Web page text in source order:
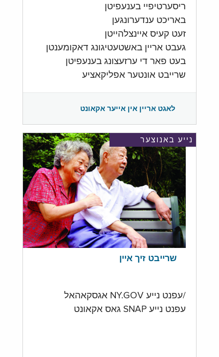
ריסערטיפיי בענעפיטן
באריכט ענדערונגען
זעט קעיס איינצלהייטן
געבט אריין באשטעטיגונג דאקומענטן
בעט פאר די ערזעצונג בענעפיטן
שרייבט אונטער אפליקאציע
לאגט אריין אין אייער אקאונט
נייע באנוצער
שרייבט זיך איין
/עפנט נייע NY.GOV אגסקאהאל
עפנט נייע SNAP גאס אקאונט